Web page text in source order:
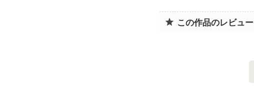
この作品のレビュー